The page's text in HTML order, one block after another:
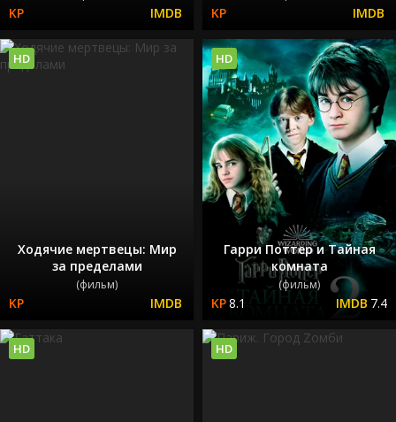
Ходячие мертвецы: Мир
за пределами
(фильм)
HD
Гарри Поттер и Тайная
комната
(фильм)
8.1 7.4
HD
HD HD